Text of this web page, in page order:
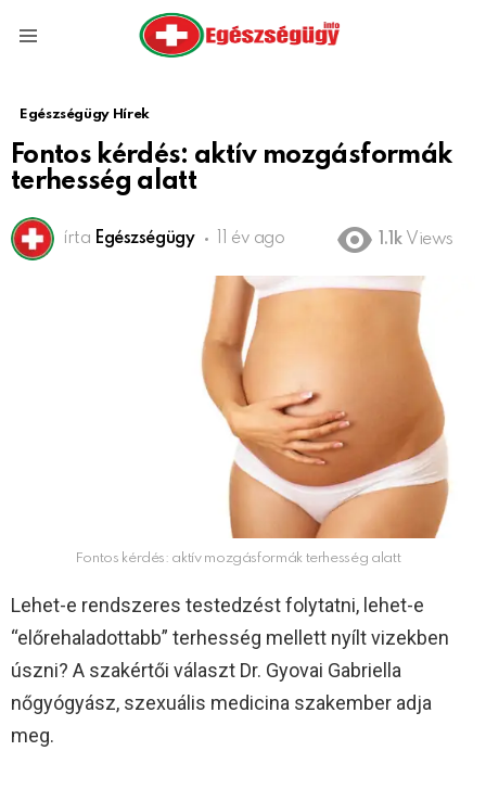
Egészségügy Hírek
Fontos kérdés: aktív mozgásformák
terhesség alatt
írta Egészségügy 11 év ago 1.1k Views
Fontos kérdés: aktív mozgásformák terhesség alatt
Lehet-e rendszeres testedzést folytatni, lehet-e
“előrehaladottabb” terhesség mellett nyílt vizekben
úszni? A szakértői választ Dr. Gyovai Gabriella
nőgyógyász, szexuális medicina szakember adja
meg.